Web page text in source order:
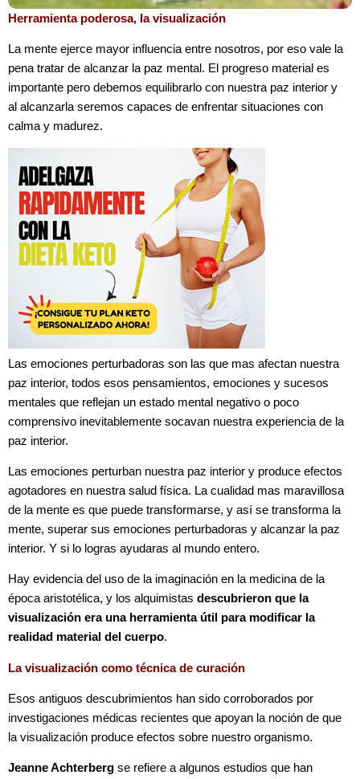
Herramienta poderosa, la visualización
La mente ejerce mayor influencia entre nosotros, por eso vale la
pena tratar de alcanzar la paz mental. El progreso material es
importante pero debemos equilibrarlo con nuestra paz interior y
al alcanzarla seremos capaces de enfrentar situaciones con
calma y madurez.
Las emociones perturbadoras son las que mas afectan nuestra
paz interior, todos esos pensamientos, emociones y sucesos
mentales que reflejan un estado mental negativo o poco
comprensivo inevitablemente socavan nuestra experiencia de la
paz interior.
Las emociones perturban nuestra paz interior y produce efectos
agotadores en nuestra salud física. La cualidad mas maravillosa
de la mente es que puede transformarse, y así se transforma la
mente, superar sus emociones perturbadoras y alcanzar la paz
interior. Y si lo logras ayudaras al mundo entero.
Hay evidencia del uso de la imaginación en la medicina de la
época aristotélica, y los alquimistas descubrieron que la
visualización era una herramienta útil para modificar la
realidad material del cuerpo.
La visualización como técnica de curación
Esos antiguos descubrimientos han sido corroborados por
investigaciones médicas recientes que apoyan la noción de que
la visualización produce efectos sobre nuestro organismo.
Jeanne Achterberg se refiere a algunos estudios que han